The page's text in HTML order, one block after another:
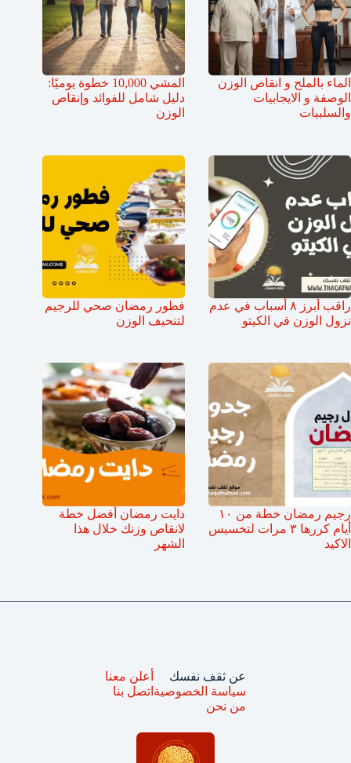
الماء بالملح و انقاص الوزن
الوصفة و الايجابيات
والسلبيات
المشي 10,000 خطوة يوميًا:
دليل شامل للفوائد وإنقاص
الوزن
راقب أبرز ٨ أسباب في عدم
نزول الوزن في الكيتو
فطور رمضان صحي للرجيم
لتنحيف الوزن
رجيم رمضان خطة من ١٠
أيام كررها ٣ مرات لتخسيس
الاكيد
دايت رمضان أفضل خطة
لانقاص وزنك خلال هذا
الشهر
عن ثقف نفسك
سياسة الخصوصية
من نحن
أعلن معنا
اتصل بنا